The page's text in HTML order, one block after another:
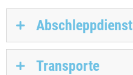
Abschleppdienst
Transporte